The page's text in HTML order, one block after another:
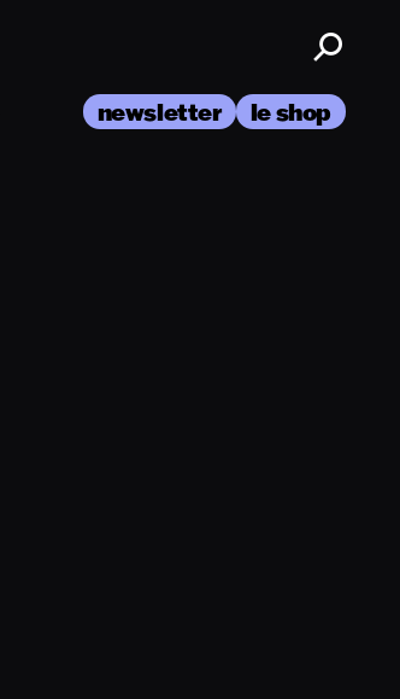
newsletter le shop